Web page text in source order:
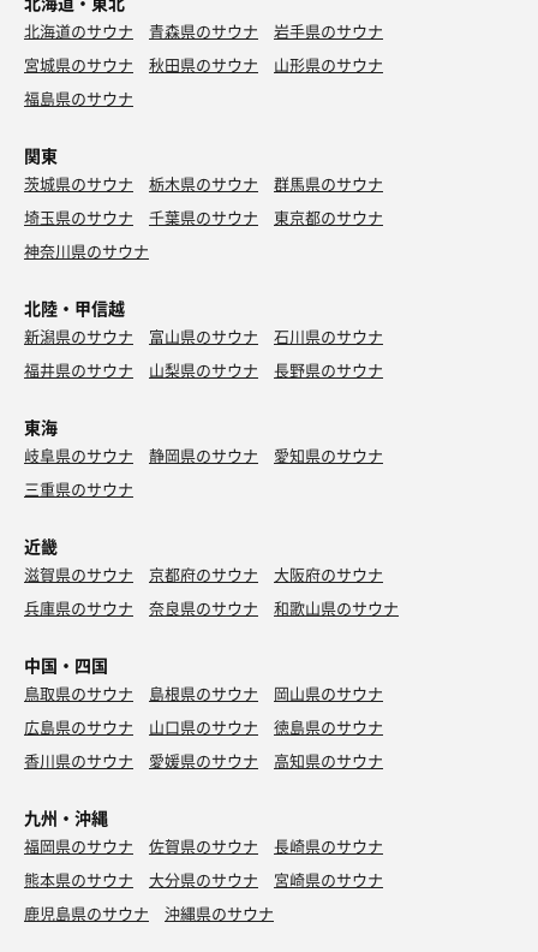
北海道のサウナ 青森県のサウナ
岩手県のサウナ
宮城県のサウナ
秋田県のサウナ
山形県のサウナ
福島県のサウナ
関東
茨城県のサウナ 栃木県のサウナ
群馬県のサウナ
埼玉県のサウナ
千葉県のサウナ
東京都のサウナ
神奈川県のサウナ
北陸・甲信越
新潟県のサウナ 富山県のサウナ
石川県のサウナ
福井県のサウナ
山梨県のサウナ 長野県のサウナ
東海
岐阜県のサウナ 静岡県のサウナ
愛知県のサウナ
三重県のサウナ
近畿
滋賀県のサウナ 京都府のサウナ
大阪府のサウナ
兵庫県のサウナ
奈良県のサウナ 和歌山県のサウナ
中国・四国
鳥取県のサウナ 島根県のサウナ
岡山県のサウナ
広島県のサウナ
山口県のサウナ
徳島県のサウナ
香川県のサウナ
愛媛県のサウナ 高知県のサウナ
九州・沖縄
福岡県のサウナ 佐賀県のサウナ
長崎県のサウナ
熊本県のサウナ
大分県のサウナ
宮崎県のサウナ
鹿児島県のサウナ
沖縄県のサウナ